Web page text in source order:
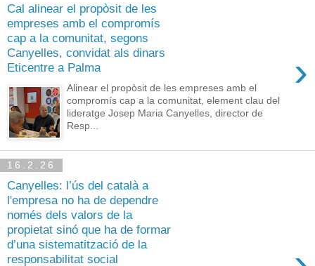
Cal alinear el propòsit de les
empreses amb el compromís
cap a la comunitat, segons
Canyelles, convidat als dinars
Eticentre a Palma
›
Alinear el propòsit de les empreses amb el
compromís cap a la comunitat, element clau del
lideratge Josep Maria Canyelles, director de
Resp...
16.2.26
Canyelles: l’ús del català a
l'empresa no ha de dependre
només dels valors de la
propietat sinó que ha de formar
d’una sistematització de la
responsabilitat social